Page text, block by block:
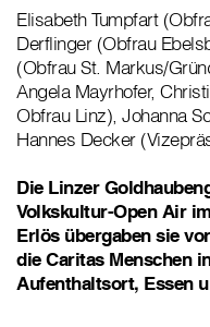
Elisabeth Tumpfart
Derflinger (Obfrau
(Obfrau St. Markus/
Angela Mayrhofer,
Obfrau Linz), Johanna
Hannes Decker
Die Linzer
Volkskultur-Open Air
Erlös übergaben sie
die Caritas Menschen
Aufenthaltsort, Essen